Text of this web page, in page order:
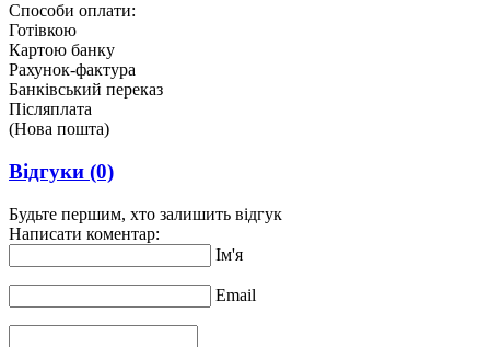
Способи оплати:
Готівкою
Картою банку
Рахунок-фактура
Банківський переказ
Післяплата
(Нова пошта)
Відгуки (0)
Будьте першим, хто залишить відгук
Написати коментар:
Ім'я
Email